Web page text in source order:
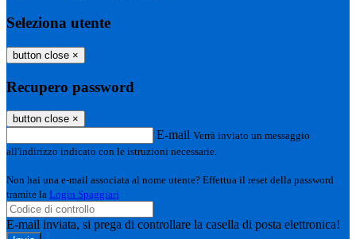
Seleziona utente
button close ×
Recupero password
button close ×
E-mail Verrà inviato un messaggio
all'indirizzo indicato con le istruzioni necessarie.
Non hai una e-mail associata al nome utente? Effettua il reset della password
tramite la Login Spaggiari
E-mail inviata, si prega di controllare la casella di posta elettronica!